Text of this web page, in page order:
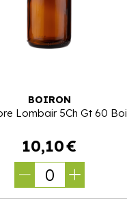
BOIRON
Lombair 5Ch Gt 60 Boi
10,10€
0